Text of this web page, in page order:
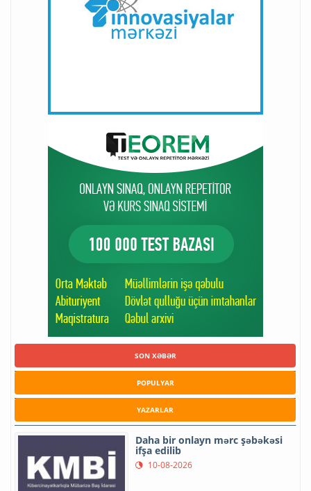
SON XƏBƏR
POPULYAR
YAZARLAR
Daha bir onlayn mərc şəbəkəsi
ifşa edilib
10-08-2026